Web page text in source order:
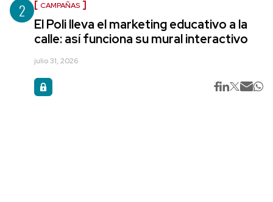
2 CAMPAÑAS
El Poli lleva el marketing educativo a la
calle: así funciona su mural interactivo
julio 31, 2026